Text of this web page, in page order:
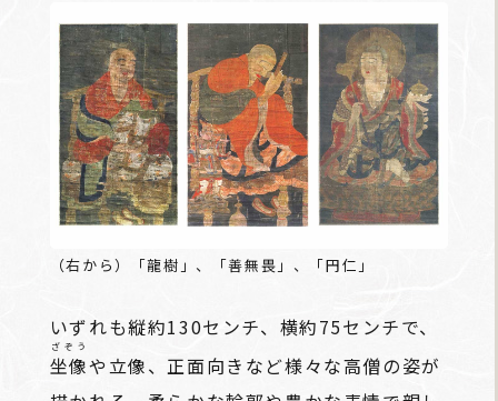
（右から）「龍樹」、「善無畏」、「円仁」
いずれも縦約130センチ、横約75センチで、
坐像
ざぞう
や立像、正面向きなど様々な高僧の姿が